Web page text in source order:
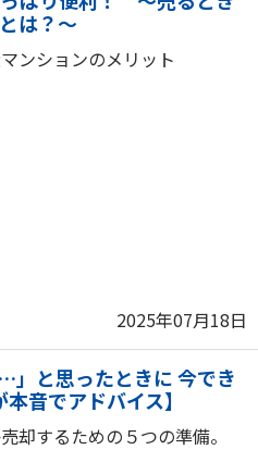
は？～
ンションのメリット
2025年07月18日
」と思ったときに 今でき
音でアドバイス】
却するための５つの準備。